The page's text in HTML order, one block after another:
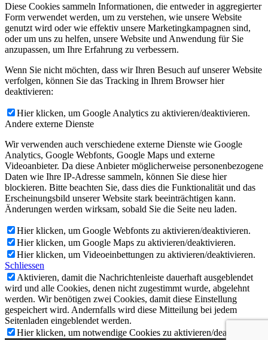
Diese Cookies sammeln Informationen, die entweder in aggregierter
Form verwendet werden, um zu verstehen, wie unsere Website
genutzt wird oder wie effektiv unsere Marketingkampagnen sind,
oder um uns zu helfen, unsere Website und Anwendung für Sie
anzupassen, um Ihre Erfahrung zu verbessern.
Wenn Sie nicht möchten, dass wir Ihren Besuch auf unserer Website
verfolgen, können Sie das Tracking in Ihrem Browser hier
deaktivieren:
Hier klicken, um Google Analytics zu aktivieren/deaktivieren.
Andere externe Dienste
Wir verwenden auch verschiedene externe Dienste wie Google
Analytics, Google Webfonts, Google Maps und externe
Videoanbieter. Da diese Anbieter möglicherweise personenbezogene
Daten wie Ihre IP-Adresse sammeln, können Sie diese hier
blockieren. Bitte beachten Sie, dass dies die Funktionalität und das
Erscheinungsbild unserer Website stark beeinträchtigen kann.
Änderungen werden wirksam, sobald Sie die Seite neu laden.
Hier klicken, um Google Webfonts zu aktivieren/deaktivieren.
Hier klicken, um Google Maps zu aktivieren/deaktivieren.
Hier klicken, um Videoeinbettungen zu aktivieren/deaktivieren.
Schliessen
Aktivieren, damit die Nachrichtenleiste dauerhaft ausgeblendet
wird und alle Cookies, denen nicht zugestimmt wurde, abgelehnt
werden. Wir benötigen zwei Cookies, damit diese Einstellung
gespeichert wird. Andernfalls wird diese Mitteilung bei jedem
Seitenladen eingeblendet werden.
Hier klicken, um notwendige Cookies zu aktivieren/deaktivieren.